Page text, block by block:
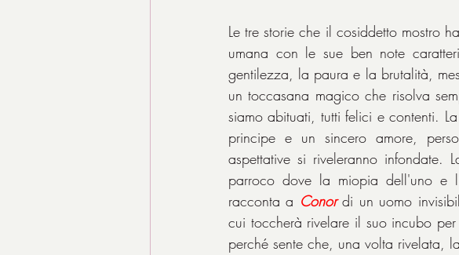
Le tre storie che il cosiddetto mostro
umana con le sue ben note
gentilezza, la paura e la brutalità,
un toccasana magico che risolva
siamo abituati, tutti felici e contenti.
principe e un sincero amore,
aspettative si riveleranno
parroco dove la miopia dell'uno e
racconta a Conor di un uomo
cui toccherà rivelare il suo incubo
perché sente che, una volta rivelata,